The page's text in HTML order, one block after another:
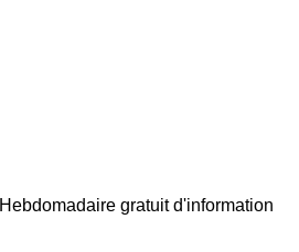
Hebdomadaire gratuit d'information